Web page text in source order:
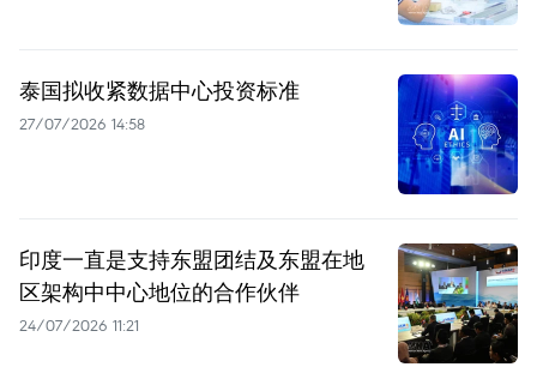
泰国拟收紧数据中心投资标准
27/07/2026 14:58
印度一直是支持东盟团结及东盟在地
区架构中中心地位的合作伙伴
24/07/2026 11:21